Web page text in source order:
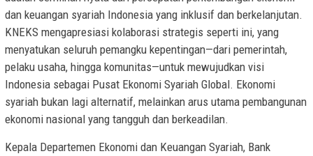
dan keuangan syariah Indonesia yang inklusif dan berkelanjutan.
KNEKS mengapresiasi kolaborasi strategis seperti ini, yang
menyatukan seluruh pemangku kepentingan—dari pemerintah,
pelaku usaha, hingga komunitas—untuk mewujudkan visi
Indonesia sebagai Pusat Ekonomi Syariah Global. Ekonomi
syariah bukan lagi alternatif, melainkan arus utama pembangunan
ekonomi nasional yang tangguh dan berkeadilan.
Kepala Departemen Ekonomi dan Keuangan Syariah, Bank